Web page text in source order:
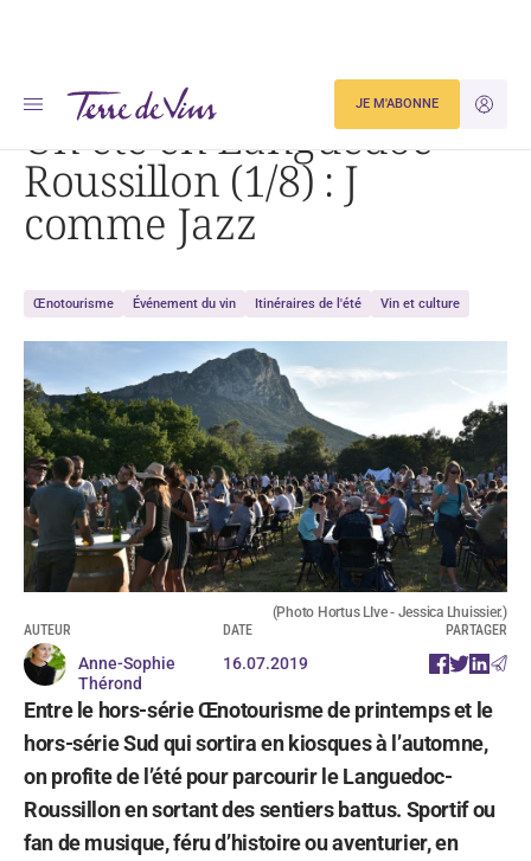
JE
JE M'ABONNE
Accueil Un été en Languedoc Roussillon (1/8) : J comme Jazz
Un été en Languedoc
Roussillon (1/8) : J
comme Jazz
Œnotourisme Événement du vin Itinéraires de l'été Vin et culture
(Photo Hortus LIve - Jessica Lhuissier.)
AUTEUR
Anne-Sophie
Thérond
DATE
16.07.2019
PARTAGER
Entre le hors-série Œnotourisme de printemps et le
hors-série Sud qui sortira en kiosques à l’automne,
on profite de l’été pour parcourir le Languedoc-
Roussillon en sortant des sentiers battus. Sportif ou
fan de musique, féru d’histoire ou aventurier, en